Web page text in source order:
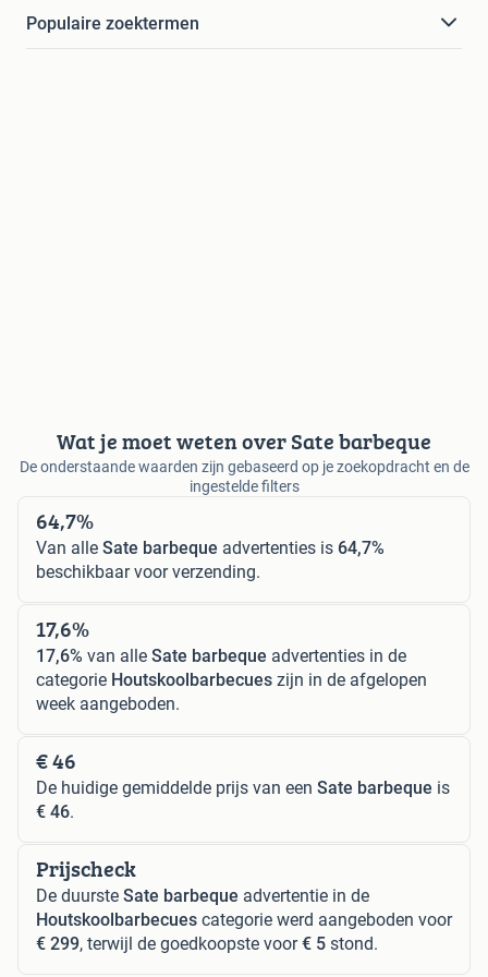
Populaire zoektermen
Wat je moet weten over Sate barbeque
De onderstaande waarden zijn gebaseerd op je zoekopdracht en de
ingestelde filters
64,7%
Van alle Sate barbeque advertenties is 64,7%
beschikbaar voor verzending.
17,6%
17,6% van alle Sate barbeque advertenties in de
categorie Houtskoolbarbecues zijn in de afgelopen
week aangeboden.
€ 46
De huidige gemiddelde prijs van een Sate barbeque is
€ 46.
Prijscheck
De duurste Sate barbeque advertentie in de
Houtskoolbarbecues categorie werd aangeboden voor
€ 299, terwijl de goedkoopste voor€ 5 stond.